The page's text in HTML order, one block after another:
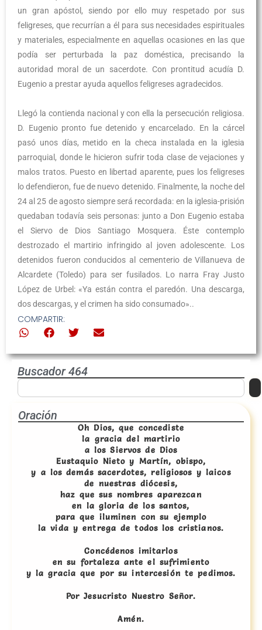
un gran apóstol, siendo por ello muy respetado por sus
feligreses, que recurrían a él para sus necesidades espirituales
y materiales, especialmente en aquellas ocasiones en las que
podía ser perturbada la paz doméstica, precisando la
autoridad moral de un sacerdote. Con prontitud acudía D.
Eugenio a prestar ayuda aquellos feligreses agradecidos.
Llegó la contienda nacional y con ella la persecución religiosa.
D. Eugenio pronto fue detenido y encarcelado. En la cárcel
pasó unos días, metido en la checa instalada en la iglesia
parroquial, donde le hicieron sufrir toda clase de vejaciones y
malos tratos. Puesto en libertad aparente, pues los feligreses
lo defendieron, fue de nuevo detenido. Finalmente, la noche del
24 al 25 de agosto siempre será recordada: en la iglesia-prisión
quedaban todavía seis personas: junto a Don Eugenio estaba
el Siervo de Dios Santiago Mosquera. Éste contemplo
destrozado el martirio infringido al joven adolescente. Los
detenidos fueron conducidos al cementerio de Villanueva de
Alcardete (Toledo) para ser fusilados. Lo narra Fray Justo
López de Urbel: «Ya están contra el paredón. Una descarga,
dos descargas, y el crimen ha sido consumado»..
COMPARTIR:
Buscador 464
Oración
Oh Dios, que concediste
la gracia del martirio
a los Siervos de Dios
Eustaquio Nieto y Martín, obispo,
y a los demás sacerdotes, religiosos y laicos
de nuestras diócesis,
haz que sus nombres aparezcan
en la gloria de los santos,
para que iluminen con su ejemplo
la vida y entrega de todos los cristianos.
Concédenos imitarlos
en su fortaleza ante el sufrimiento
y la gracia que por su intercesión te pedimos.
Por Jesucristo Nuestro Señor.
Amén.